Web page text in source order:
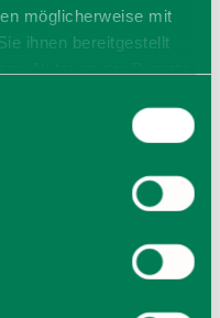
möglicherweise mit
ihnen bereitgestellt
weiterhin nutzen.